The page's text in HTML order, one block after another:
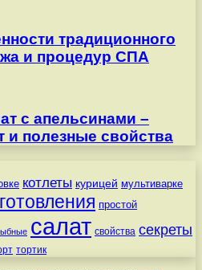
традиционного
и процедур СПА
с апельсинами –
и полезные свойства
котлеты курицей мультиварке
простой
салат свойства секреты
тортик